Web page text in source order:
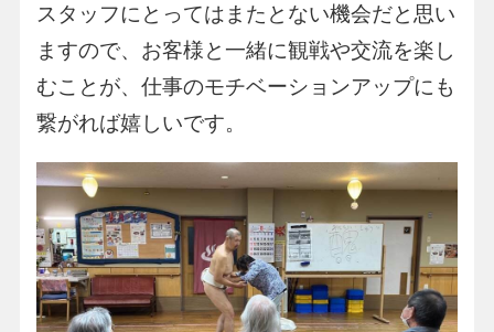
スタッフにとってはまたとない機会だと思い
ますので、お客様と一緒に観戦や交流を楽し
むことが、仕事のモチベーションアップにも
繋がれば嬉しいです。